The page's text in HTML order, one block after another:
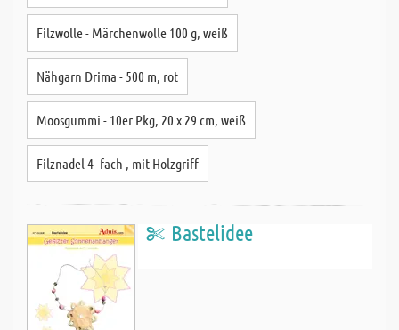
Filzwolle - Märchenwolle 100 g, weiß
Nähgarn Drima - 500 m, rot
Moosgummi - 10er Pkg, 20 x 29 cm, weiß
Filznadel 4 -fach , mit Holzgriff
Bastelidee